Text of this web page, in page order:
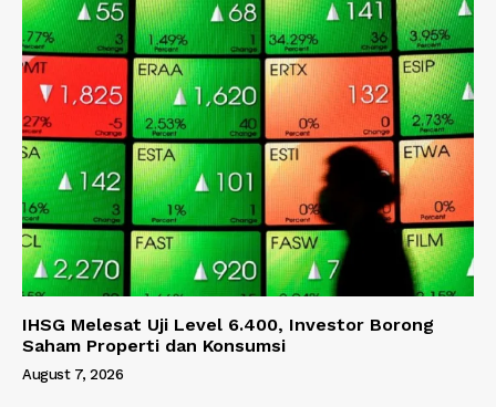
IHSG Melesat Uji Level 6.400, Investor Borong
Saham Properti dan Konsumsi
August 7, 2026